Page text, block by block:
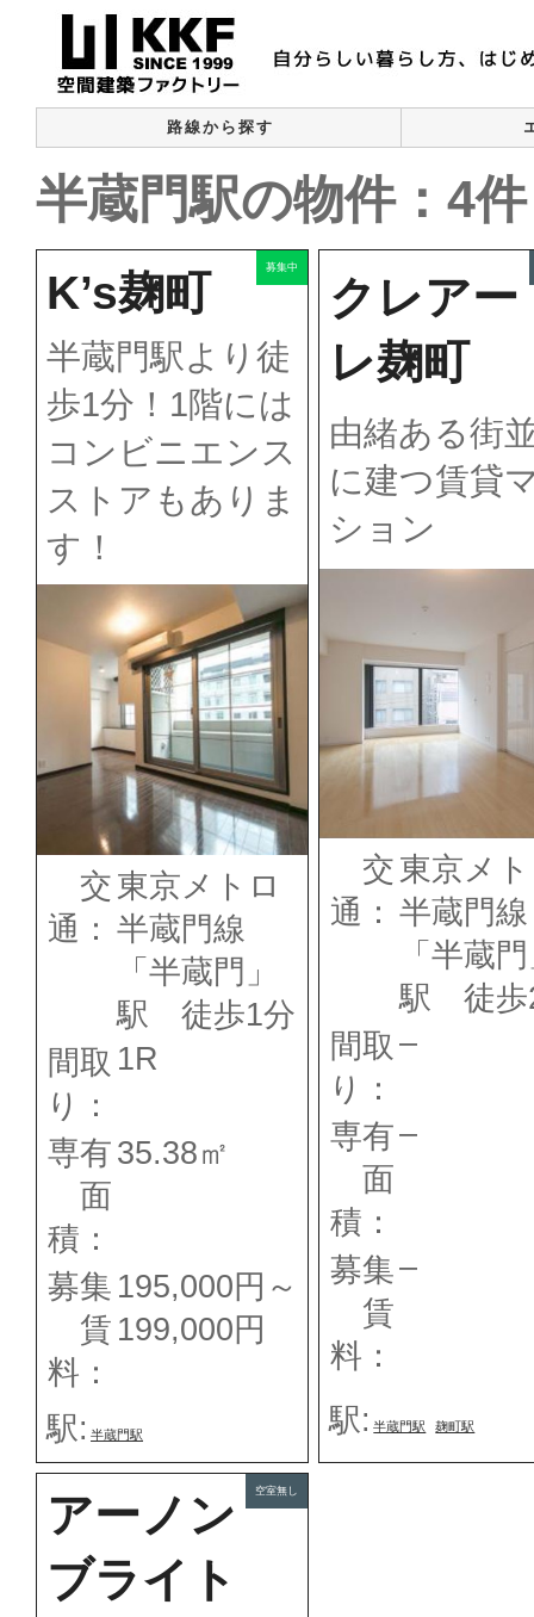
路線から探す
半蔵門駅の物件：4件
K’s麹町
半蔵門駅より徒
歩1分！1階には
コンビニエンス
ストアもありま
す！
交
通：
東京メトロ
半蔵門線
「半蔵門」
駅 徒歩1分
間取
り：
1R
専有
面
積：
35.38㎡
募集
賃
料：
195,000円～
199,000円
駅: 半蔵門駅
募集中
クレアー
レ麹町
由緒ある街
に建つ賃貸
ション
交
通：
東京メ
半蔵門線
「半蔵
駅 徒歩
間取
り：
–
専有
面
積：
–
募集
賃
料：
–
駅: 半蔵門駅 麹町駅
アーノン
ブライト
空室無し